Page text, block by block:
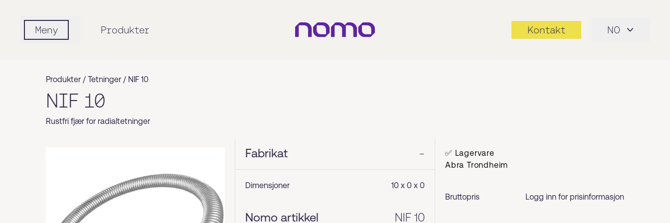
Meny Produkter Kontakt NO
Produkter / Tetninger / NIF 10
NIF 10
Rustfri fjær for radialtetninger
Fabrikat -
Dimensjoner 10 x 0 x 0
Nomo artikkel NIF 10
✅ Lagervare
Abra Trondheim
Bruttopris Logg inn for prisinformasjon